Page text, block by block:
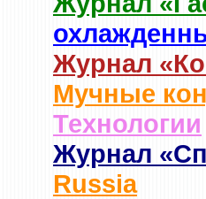
Журнал
Мучные
Технологии
Журнал
Russia